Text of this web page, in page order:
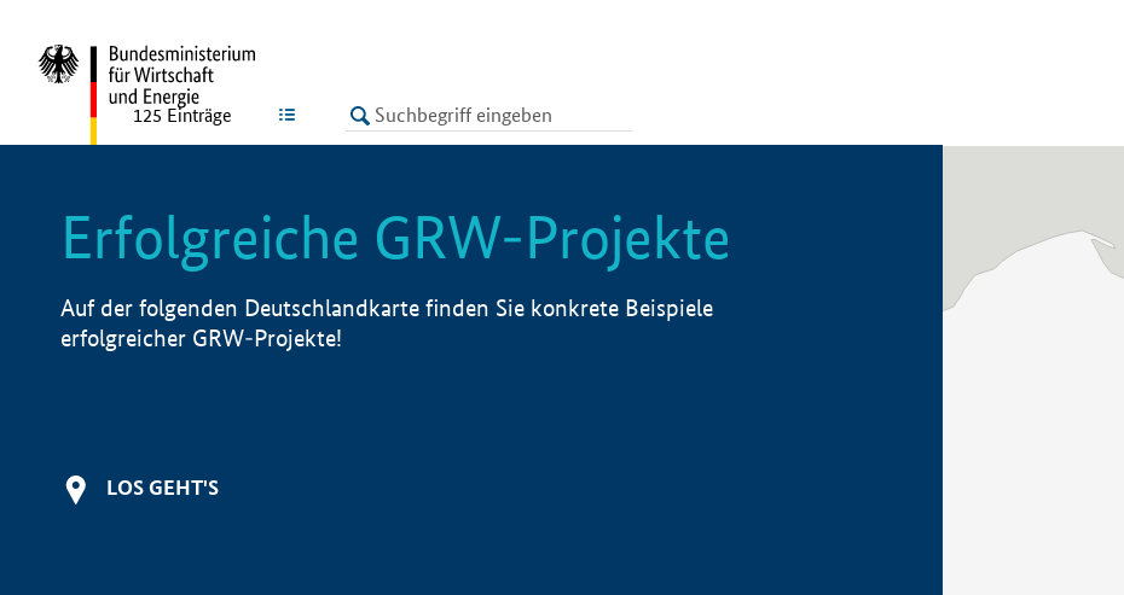
LISTE
125 Einträge
Erfolgreiche GRW-Projekte
Auf der folgenden Deutschlandkarte finden Sie konkrete Beispiele
erfolgreicher GRW-Projekte!
LOS GEHT'S